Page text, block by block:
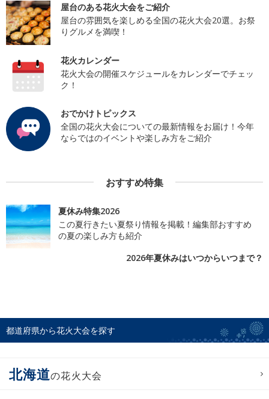
屋台のある花火大会をご紹介
屋台の雰囲気を楽しめる全国の花火大会20選。お祭
りグルメを満喫！
花火カレンダー
花火大会の開催スケジュールをカレンダーでチェッ
ク！
おでかけトピックス
全国の花火大会についての最新情報をお届け！今年
ならではのイベントや楽しみ方をご紹介
おすすめ特集
夏休み特集2026
この夏行きたい夏祭り情報を掲載！編集部おすすめ
の夏の楽しみ方も紹介
2026年夏休みはいつからいつまで？
都道府県から花火大会を探す
北海道の花火大会